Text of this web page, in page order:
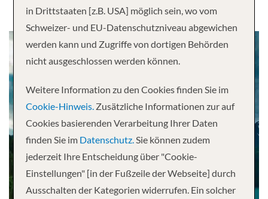
in Drittstaaten [z.B. USA] möglich sein, wo vom
Schweizer- und EU-Datenschutzniveau abgewichen
werden kann und Zugriffe von dortigen Behörden
nicht ausgeschlossen werden können.
Weitere Information zu den Cookies finden Sie im
Cookie-Hinweis. Zusätzliche Informationen zur auf
Cookies basierenden Verarbeitung Ihrer Daten
finden Sie im Datenschutz.Sie können zudem
jederzeit Ihre Entscheidung über "Cookie-
Einstellungen" [in der Fußzeile der Webseite] durch
Ausschalten der Kategorien widerrufen. Ein solcher